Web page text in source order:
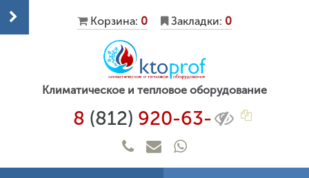
Корзина: 0 Закладки: 0
Климатическое и тепловое оборудование
8 (812) 920-63-